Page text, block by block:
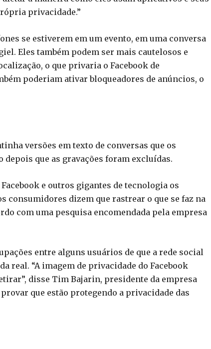
privacidade.”
se estiverem em um evento, em uma conversa
Eles também podem ser mais cautelosos e
o que privaria o Facebook de
poderiam ativar bloqueadores de anúncios, o
versões em texto de conversas que os
que as gravações foram excluídas.
e outros gigantes de tecnologia os
consumidores dizem que rastrear o que se faz na
com uma pesquisa encomendada pela empresa
entre alguns usuários de que a rede social
real. “A imagem de privacidade do Facebook
disse Tim Bajarin, presidente da empresa
que estão protegendo a privacidade das